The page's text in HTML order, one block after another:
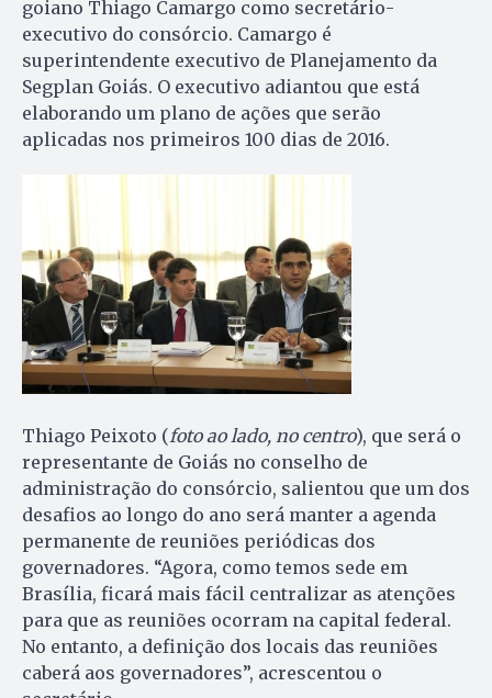
goiano Thiago Camargo como secretário-
executivo do consórcio. Camargo é
superintendente executivo de Planejamento da
Segplan Goiás. O executivo adiantou que está
elaborando um plano de ações que serão
aplicadas nos primeiros 100 dias de 2016.
Thiago Peixoto (foto ao lado, no centro), que será o
representante de Goiás no conselho de
administração do consórcio, salientou que um dos
desafios ao longo do ano será manter a agenda
permanente de reuniões periódicas dos
governadores. “Agora, como temos sede em
Brasília, ficará mais fácil centralizar as atenções
para que as reuniões ocorram na capital federal.
No entanto, a definição dos locais das reuniões
caberá aos governadores”, acrescentou o